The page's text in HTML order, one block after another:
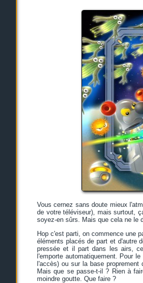
Vous cernez sans doute mieux
de votre téléviseur), mais surtout,
soyez-en sûrs. Mais que cela ne le
Hop c'est parti, on commence une
éléments placés de part et d'autre
pressée et il part dans les airs,
l'emporte automatiquement. Pour
l'accès) ou sur la base
Mais que se passe-t-il ? Rien à
moindre goutte. Que faire ?